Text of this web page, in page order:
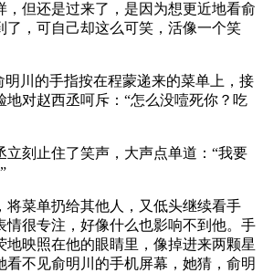
，但还是过来了，是因为想更近地看俞
了，可自己却这么可笑，活像一个笑
明川的手指按在程蒙递来的菜单上，接
地对赵西丞呵斥：“怎么没噎死你？吃
立刻止住了笑声，大声点单道：“我要
将菜单扔给其他人，又低头继续看手
情很专注，好像什么也影响不到他。手
地映照在他的眼睛里，像掉进来两颗星
看不见俞明川的手机屏幕，她猜，俞明